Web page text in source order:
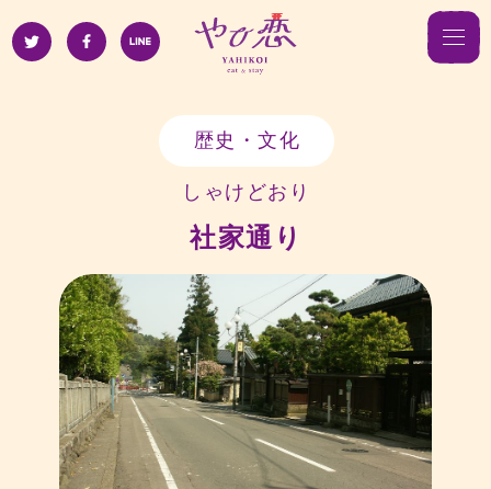
歴史・文化
しゃけどおり
社家通り